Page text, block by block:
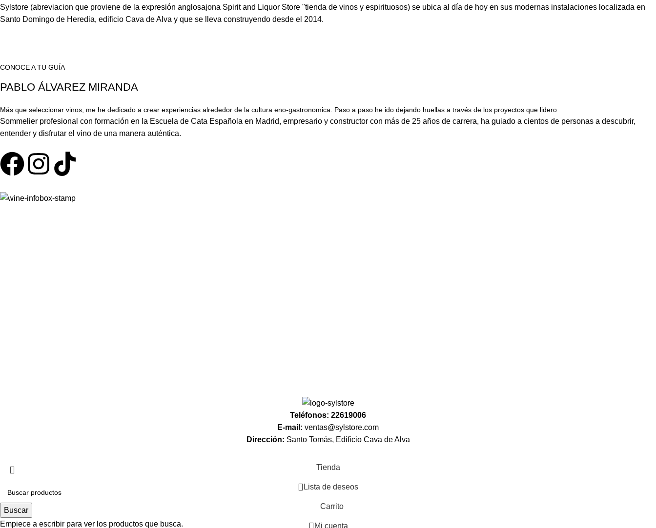
Sylstore (abreviacion que proviene de la expresión anglosajona Spirit and Liquor Store "tienda de vinos y espirituosos) se ubica al día de hoy en sus modernas instalaciones localizada en
Santo Domingo de Heredia, edificio Cava de Alva y que se lleva construyendo desde el 2014.
CONOCE A TU GUÍA
PABLO ÁLVAREZ MIRANDA
Más que seleccionar vinos, me he dedicado a crear experiencias alrededor de la cultura eno-gastronomica. Paso a paso he ido dejando huellas a través de los proyectos que lidero
Sommelier profesional con formación en la Escuela de Cata Española en Madrid, empresario y constructor con más de 25 años de carrera, ha guiado a cientos de personas a descubrir,
entender y disfrutar el vino de una manera auténtica.
Teléfonos: 22619006
E-mail: ventas@sylstore.com
Dirección: Santo Tomás, Edificio Cava de Alva
Buscar
Empiece a escribir para ver los productos que busca.
Tienda
Lista de deseos
Carrito
Mi cuenta